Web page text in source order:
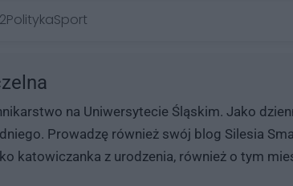
PolitykaSport
na Uniwersytecie Śląskim. Jako
Prowadzę również swój blog Silesia
katowiczanka z urodzenia, również o tym